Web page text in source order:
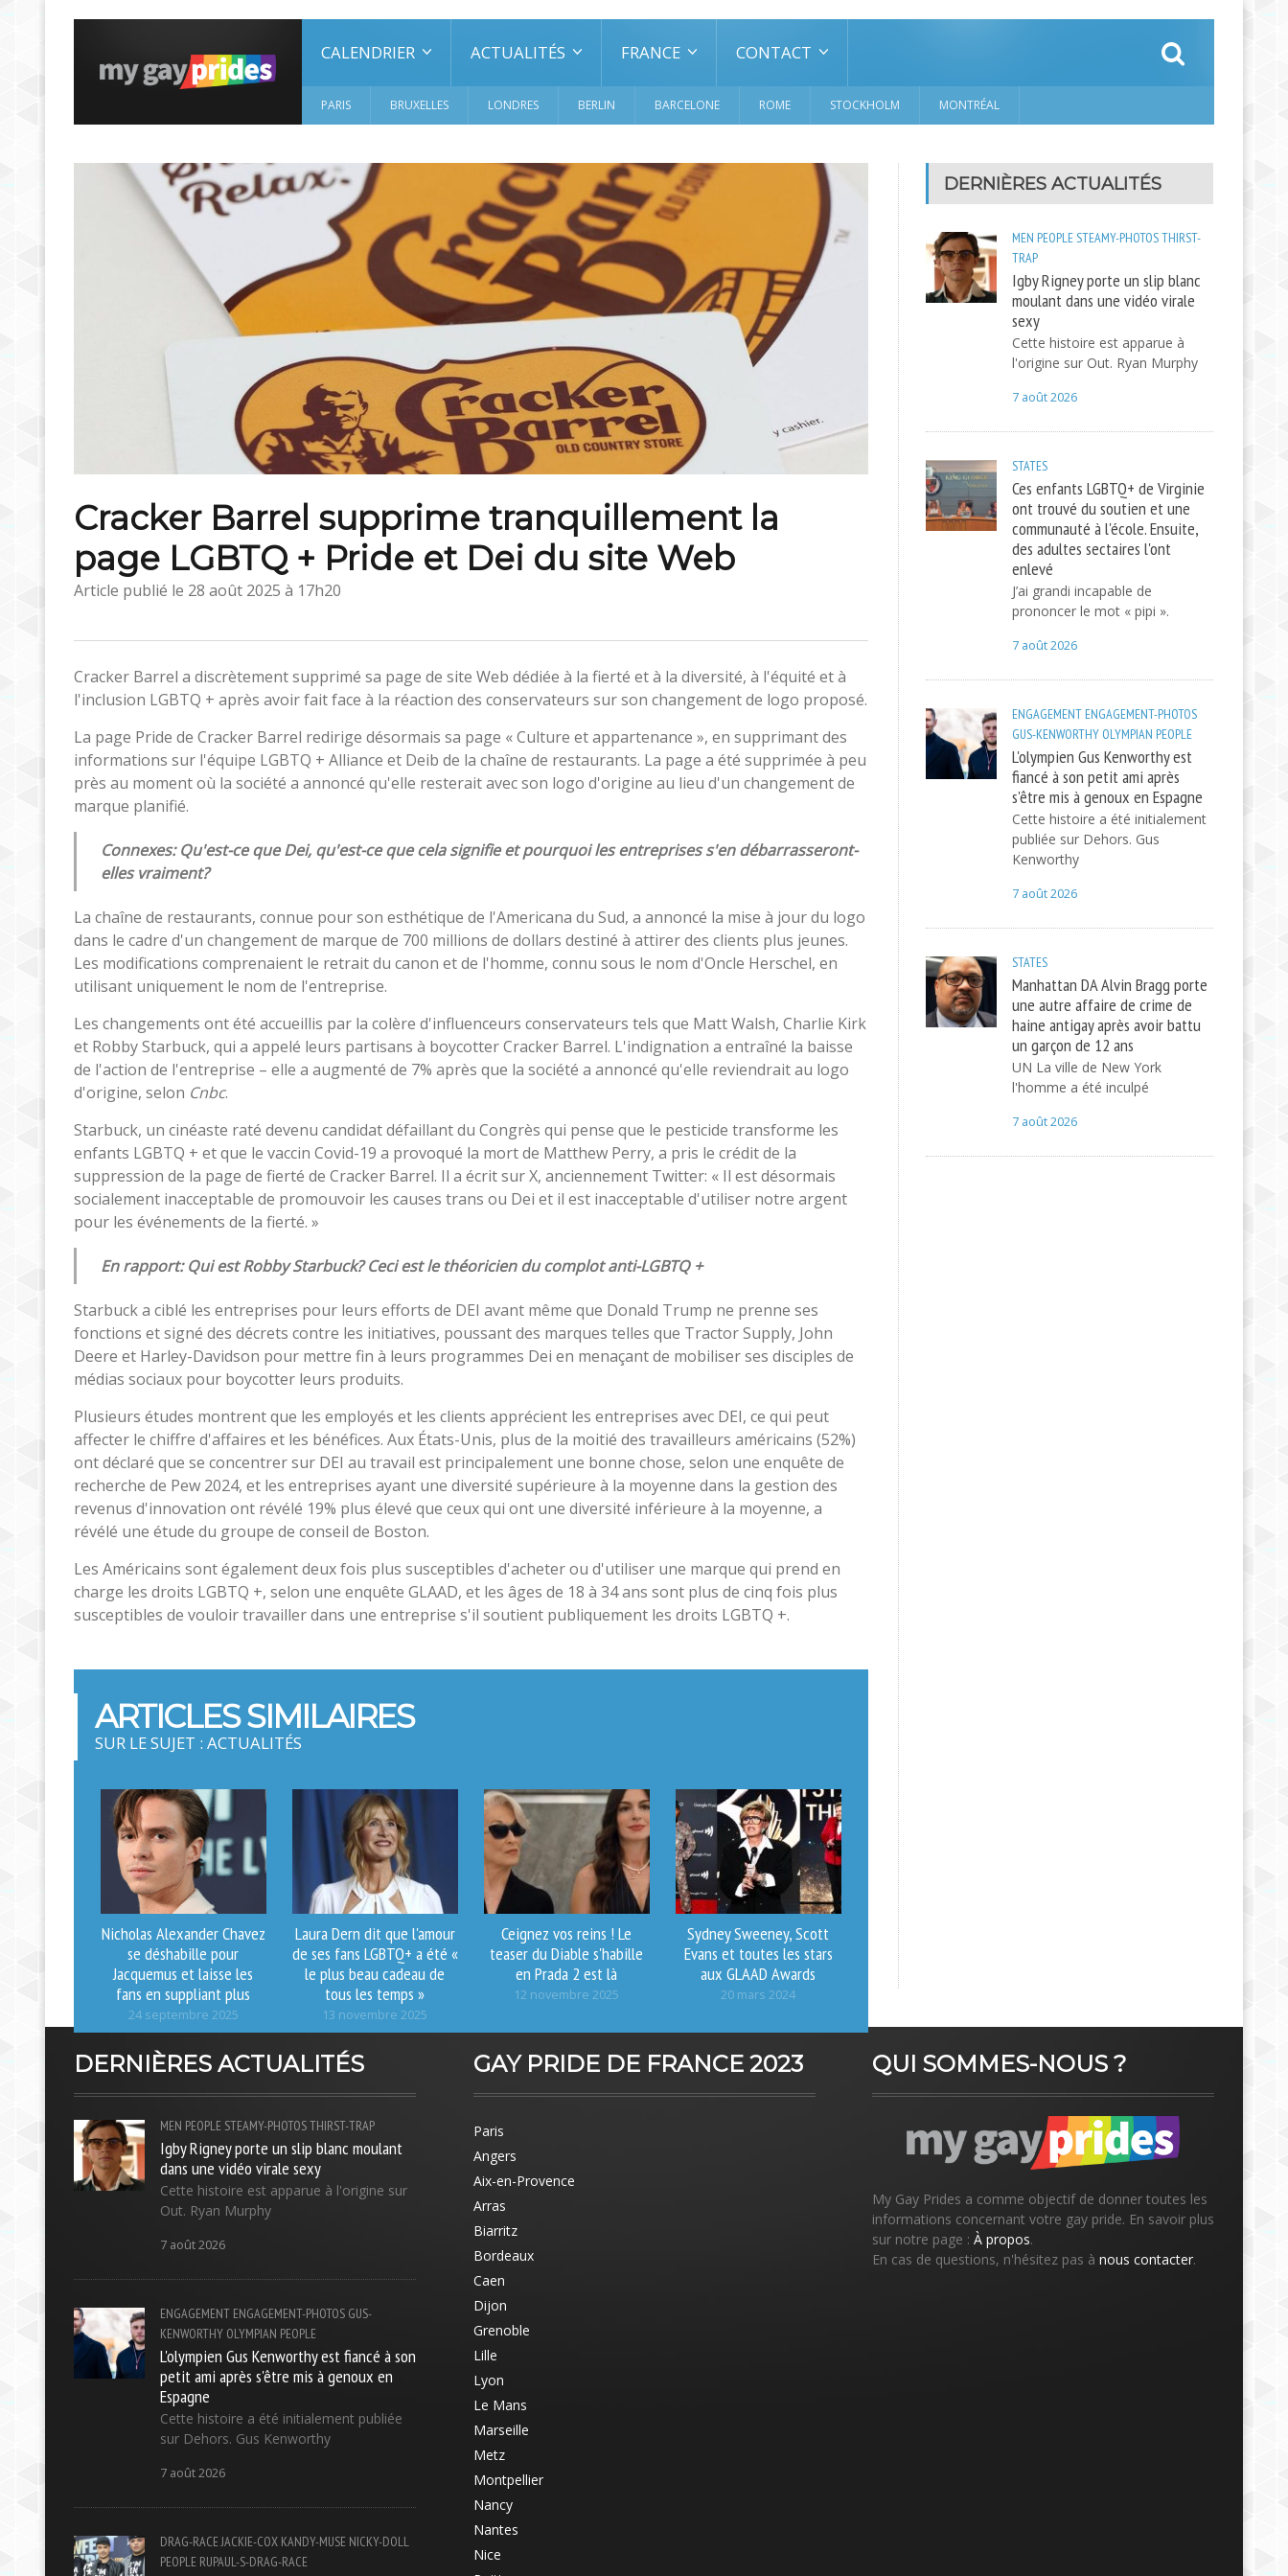
CALENDRIER ACTUALITÉS FRANCE CONTACT
PARIS BRUXELLES LONDRES BERLIN BARCELONE ROME STOCKHOLM MONTRÉAL
Cracker Barrel supprime tranquillement la
page LGBTQ + Pride et Dei du site Web
Article publié le 28 août 2025 à 17h20
Cracker Barrel a discrètement supprimé sa page de site Web dédiée à la fierté et à la diversité, à l'équité et à
l'inclusion LGBTQ + après avoir fait face à la réaction des conservateurs sur son changement de logo proposé.
La page Pride de Cracker Barrel redirige désormais sa page « Culture et appartenance », en supprimant des
informations sur l'équipe LGBTQ + Alliance et Deib de la chaîne de restaurants. La page a été supprimée à peu
près au moment où la société a annoncé qu'elle resterait avec son logo d'origine au lieu d'un changement de
marque planifié.
Connexes: Qu'est-ce que Dei, qu'est-ce que cela signifie et pourquoi les entreprises s'en débarrasseront-
elles vraiment?
La chaîne de restaurants, connue pour son esthétique de l'Americana du Sud, a annoncé la mise à jour du logo
dans le cadre d'un changement de marque de 700 millions de dollars destiné à attirer des clients plus jeunes.
Les modifications comprenaient le retrait du canon et de l'homme, connu sous le nom d'Oncle Herschel, en
utilisant uniquement le nom de l'entreprise.
Les changements ont été accueillis par la colère d'influenceurs conservateurs tels que Matt Walsh, Charlie Kirk
et Robby Starbuck, qui a appelé leurs partisans à boycotter Cracker Barrel. L'indignation a entraîné la baisse
de l'action de l'entreprise – elle a augmenté de 7% après que la société a annoncé qu'elle reviendrait au logo
d'origine, selon Cnbc.
Starbuck, un cinéaste raté devenu candidat défaillant du Congrès qui pense que le pesticide transforme les
enfants LGBTQ + et que le vaccin Covid-19 a provoqué la mort de Matthew Perry, a pris le crédit de la
suppression de la page de fierté de Cracker Barrel. Il a écrit sur X, anciennement Twitter: « Il est désormais
socialement inacceptable de promouvoir les causes trans ou Dei et il est inacceptable d'utiliser notre argent
pour les événements de la fierté. »
En rapport:Qui est Robby Starbuck? Ceci est le théoricien du complot anti-LGBTQ +
Starbuck a ciblé les entreprises pour leurs efforts de DEI avant même que Donald Trump ne prenne ses
fonctions et signé des décrets contre les initiatives, poussant des marques telles que Tractor Supply, John
Deere et Harley-Davidson pour mettre fin à leurs programmes Dei en menaçant de mobiliser ses disciples de
médias sociaux pour boycotter leurs produits.
Plusieurs études montrent que les employés et les clients apprécient les entreprises avec DEI, ce qui peut
affecter le chiffre d'affaires et les bénéfices. Aux États-Unis, plus de la moitié des travailleurs américains (52%)
ont déclaré que se concentrer sur DEI au travail est principalement une bonne chose, selon une enquête de
recherche de Pew 2024, et les entreprises ayant une diversité supérieure à la moyenne dans la gestion des
revenus d'innovation ont révélé 19% plus élevé que ceux qui ont une diversité inférieure à la moyenne, a
révélé une étude du groupe de conseil de Boston.
Les Américains sont également deux fois plus susceptibles d'acheter ou d'utiliser une marque qui prend en
charge les droits LGBTQ +, selon une enquête GLAAD, et les âges de 18 à 34 ans sont plus de cinq fois plus
susceptibles de vouloir travailler dans une entreprise s'il soutient publiquement les droits LGBTQ +.
ARTICLES SIMILAIRES
SUR LE SUJET : ACTUALITÉS
Nicholas Alexander Chavez
se déshabille pour
Jacquemus et laisse les
fans en suppliant plus
24 septembre 2025
Laura Dern dit que l'amour
de ses fans LGBTQ+ a été «
le plus beau cadeau de
tous les temps »
13 novembre 2025
Ceignez vos reins ! Le
teaser du Diable s'habille
en Prada 2 est là
12 novembre 2025
Sydney Sweeney, Scott
Evans et toutes les stars
aux GLAAD Awards
20 mars 2024
DERNIÈRES ACTUALITÉS
MEN PEOPLESTEAMY-PHOTOSTHIRST-
TRAP
Igby Rigney porte un slip blanc
moulant dans une vidéo virale
sexy
Cette histoire est apparue à
l'origine sur Out. Ryan Murphy
7 août 2026
STATES
Ces enfants LGBTQ+ de Virginie
ont trouvé du soutien et une
communauté à l'école. Ensuite,
des adultes sectaires l'ont
enlevé
J’ai grandi incapable de
prononcer le mot « pipi ».
7 août 2026
ENGAGEMENT ENGAGEMENT-PHOTOS
GUS-KENWORTHY OLYMPIAN PEOPLE
L'olympien Gus Kenworthy est
fiancé à son petit ami après
s'être mis à genoux en Espagne
Cette histoire a été initialement
publiée sur Dehors. Gus
Kenworthy
7 août 2026
STATES
Manhattan DA Alvin Bragg porte
une autre affaire de crime de
haine antigay après avoir battu
un garçon de 12 ans
UN La ville de New York
l'homme a été inculpé
7 août 2026
DERNIÈRES ACTUALITÉS
MEN PEOPLE STEAMY-PHOTOSTHIRST-TRAP
Igby Rigney porte un slip blanc moulant
dans une vidéo virale sexy
Cette histoire est apparue à l'origine sur
Out. Ryan Murphy
7 août 2026
ENGAGEMENT ENGAGEMENT-PHOTOS GUS-
KENWORTHY OLYMPIAN PEOPLE
L'olympien Gus Kenworthy est fiancé à son
petit ami après s'être mis à genoux en
Espagne
Cette histoire a été initialement publiée
sur Dehors. Gus Kenworthy
7 août 2026
DRAG-RACEJACKIE-COX KANDY-MUSE NICKY-DOLL
PEOPLE RUPAUL-S-DRAG-RACE
GAY PRIDE DE FRANCE 2023
Paris
Angers
Aix-en-Provence
Arras
Biarritz
Bordeaux
Caen
Dijon
Grenoble
Lille
Lyon
Le Mans
Marseille
Metz
Montpellier
Nancy
Nantes
Nice
QUI SOMMES-NOUS ?
My Gay Prides a comme objectif de donner toutes les
informations concernant votre gay pride. En savoir plus
sur notre page : À propos.
En cas de questions, n'hésitez pas à nous contacter.